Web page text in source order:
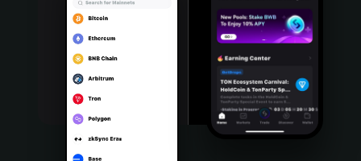
Português (Portugal)
Bahasa Indonesia